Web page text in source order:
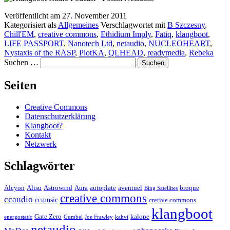
Veröffentlicht am 27. November 2011
Kategorisiert als Allgemeines Verschlagwortet mit B Szczesny,
Chill'EM, creative commons, Ethidium Imply, Fatiq, klangboot,
LIFE PASSPORT, Nanotech Ltd, netaudio, NUCLEOHEART,
Nystaxis of the RASP, PlotKA, QLHEAD, readymedia, Rebeka
Suchen …
Seiten
Creative Commons
Datenschutzerklärung
Klangboot?
Kontakt
Netzwerk
Schlagwörter
Alcyon Alisu Astrowind Aura autoplate aventuel Bing Satellites broque
ccaudio ccmusic creative commons cretive commons
energostatic Gate Zero Gumbel Joe Frawley kahvi kalope klangboot